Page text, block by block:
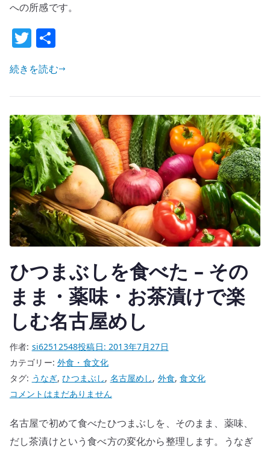
高
級
魚
メ
ケ・
キ
ン
キ・
ア
カ
ヤ
ガ
へ
の
興
味
へ
の
への所感です。
T
w
it
te
r
続きを読む
ひつまぶしを食べた – その
まま・薬味・お茶漬けで楽
しむ名古屋めし
作者: si62512548投稿日:2013年7月27日
カテゴリー:外食・食文化
タグ: うなぎ,ひつまぶし, 名古屋めし, 外食,食文化
ひ
ま
ぶ
コメントはまだありません
名古屋で初めて食べたひつまぶしを、そのまま、薬味、
だし茶漬けという食べ方の変化から整理します。うなぎ